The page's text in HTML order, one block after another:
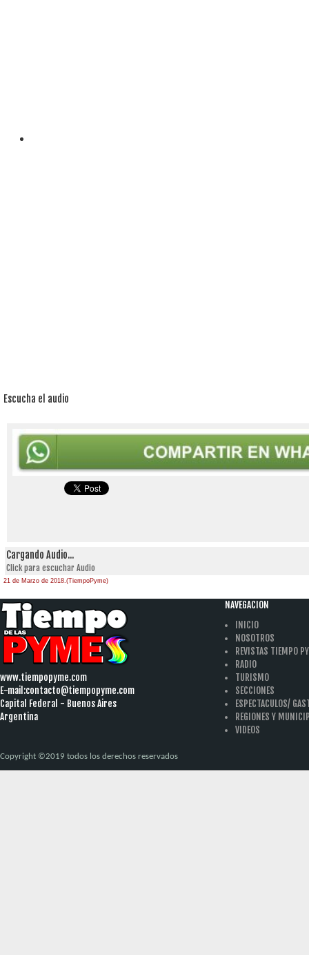
Escucha el audio
Cargando Audio...
Click para escuchar Audio
21 de Marzo de 2018.(TiempoPyme)
www.tiempopyme.com
E-mail:contacto@tiempopyme.com
Capital Federal - Buenos Aires
Argentina
NAVEGACION
INICIO
NOSOTROS
REVISTAS TIEMPO
RADIO
TURISMO
SECCIONES
ESPECTACULOS/
REGIONES Y
VIDEOS
Copyright ©2019 todos los derechos reservados